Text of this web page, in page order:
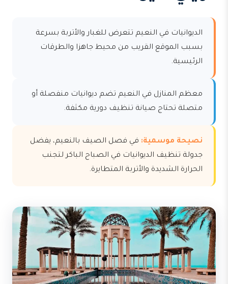
الديوانيات في النعيم تتعرض للغبار والأتربة بسرعة
بسبب الموقع القريب من محيط جاهزا والطرقات
الرئيسية.
معظم المنازل في النعيم تضم ديوانيات منفصلة أو
متصلة تحتاج صيانة تنظيف دورية مكثفة.
نصيحة موسمية: في فصل الصيف بالنعيم، يفضل
جدولة تنظيف الديوانيات في الصباح الباكر لتجنب
الحرارة الشديدة والأتربة المتطايرة.